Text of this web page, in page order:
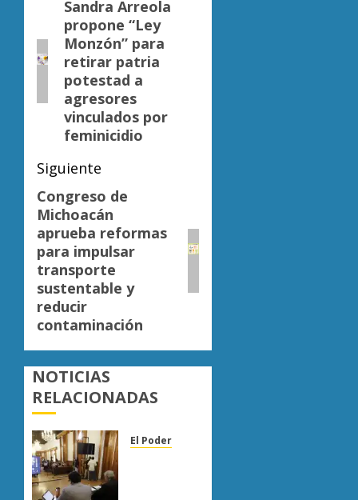
entradas
Entrada
anterior:
Sandra Arreola
propone “Ley
Monzón” para
retirar patria
potestad a
agresores
vinculados por
feminicidio
Siguiente
Siguiente
entrada:
Congreso de
Michoacán
aprueba reformas
para impulsar
transporte
sustentable y
reducir
contaminación
NOTICIAS
RELACIONADAS
El Poder